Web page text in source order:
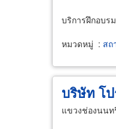
บริการฝึกอบ
หมวดหมู่ : สถ
บริษัท โป
แขวงช่องนนท